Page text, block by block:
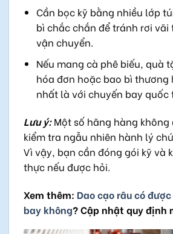
Cần bọc kỹ bằng nhiều lớp
bì chắc chắn để tránh rơi
vận chuyển.
Nếu mang cà phê biếu, quà
hóa đơn hoặc bao bì thương
nhất là với chuyến bay quốc
Lưu ý:Một số hãng hàng không
kiểm tra ngẫu nhiên hành lý
Vì vậy, bạn cần đóng gói kỹ và
thực nếu được hỏi.
Xem thêm: Dao cạo râu có
bay không? Cập nhật quy định